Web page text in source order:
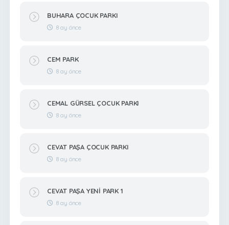
BUHARA ÇOCUK PARKI
8 ay önce
CEM PARK
8 ay önce
CEMAL GÜRSEL ÇOCUK PARKI
8 ay önce
CEVAT PAŞA ÇOCUK PARKI
8 ay önce
CEVAT PAŞA YENİ PARK 1
8 ay önce